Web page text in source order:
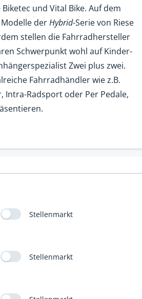
und Vital Bike. Auf dem
derHybrid-Serie von Riese
stellen die Fahrradhersteller
Schwerpunkt wohl auf Kinder-
Zwei plus zwei.
Fahrradhändler wie z.B.
Intra-Radsport oder Per Pedale,
Stellenmarkt
Stellenmarkt